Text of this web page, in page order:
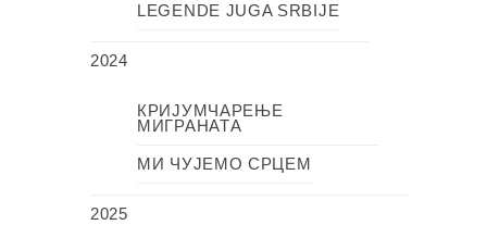
LEGENDE JUGA SRBIJE
2024
КРИЈУМЧАРЕЊЕ
МИГРАНАТА
МИ ЧУЈЕМО СРЦЕМ
2025